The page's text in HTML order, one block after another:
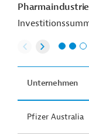
Unternehmen
Pfizer Australia